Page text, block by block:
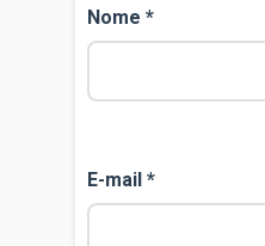
Nome *
E-mail *